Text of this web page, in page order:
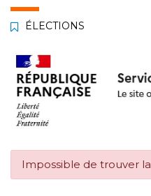
ÉLECTIONS
Impossible de trouver